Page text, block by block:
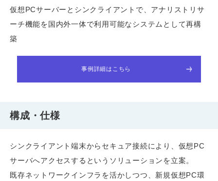
仮想PCサーバーとシンクライアントで、アナリストリサ
ーチ機能を国内外一体で利用可能なシステムとして再構
築
事例詳細はこちら
構成・仕様
シンクライアント端末からセキュア接続により、仮想PC
サーバへアクセスするというソリューションを立案。
既存ネットワークインフラを活かしつつ、新規仮想PC環